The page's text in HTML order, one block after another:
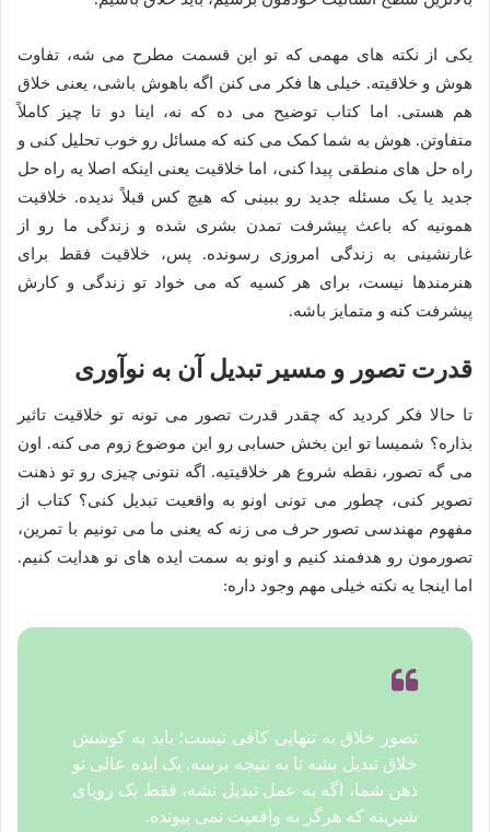
یکی از نکته های مهمی که تو این قسمت مطرح می شه، تفاوت
هوش و خلاقیته. خیلی ها فکر می کنن اگه باهوش باشی، یعنی خلاق
هم هستی. اما کتاب توضیح می ده که نه، اینا دو تا چیز کاملاً
متفاوتن. هوش به شما کمک می کنه که مسائل رو خوب تحلیل کنی و
راه حل های منطقی پیدا کنی، اما خلاقیت یعنی اینکه اصلا یه راه حل
جدید یا یک مسئله جدید رو ببینی که هیچ کس قبلاً ندیده. خلاقیت
همونیه که باعث پیشرفت تمدن بشری شده و زندگی ما رو از
غارنشینی به زندگی امروزی رسونده. پس، خلاقیت فقط برای
هنرمندها نیست، برای هر کسیه که می خواد تو زندگی و کارش
پیشرفت کنه و متمایز باشه.
قدرت تصور و مسیر تبدیل آن به نوآوری
تا حالا فکر کردید که چقدر قدرت تصور می تونه تو خلاقیت تاثیر
بذاره؟ شمیسا تو این بخش حسابی رو این موضوع زوم می کنه. اون
می گه تصور، نقطه شروع هر خلاقیتیه. اگه نتونی چیزی رو تو ذهنت
تصویر کنی، چطور می تونی اونو به واقعیت تبدیل کنی؟ کتاب از
مفهوم مهندسی تصور حرف می زنه که یعنی ما می تونیم با تمرین،
تصورمون رو هدفمند کنیم و اونو به سمت ایده های نو هدایت کنیم.
اما اینجا یه نکته خیلی مهم وجود داره:
تصور خلاق به تنهایی کافی نیست؛ باید به کوشش
خلاق تبدیل بشه تا به نتیجه برسه. یک ایده عالی تو
ذهن شما، اگه به عمل تبدیل نشه، فقط یک رویای
شیرینه که هرگز به واقعیت نمی پیونده.